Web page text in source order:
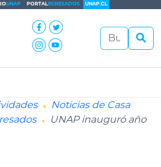
UNAP PORTALEGRESADOS UNAP.CL
Noticias de Casa
UNAP inauguró año